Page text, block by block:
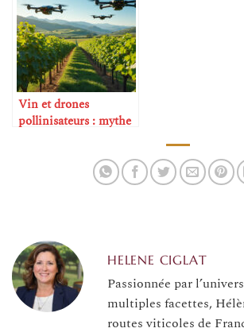
Vin et drones
pollinisateurs : mythe
HELENE CIGLAT
Passionnée par
multiples facettes,
routes viticoles de